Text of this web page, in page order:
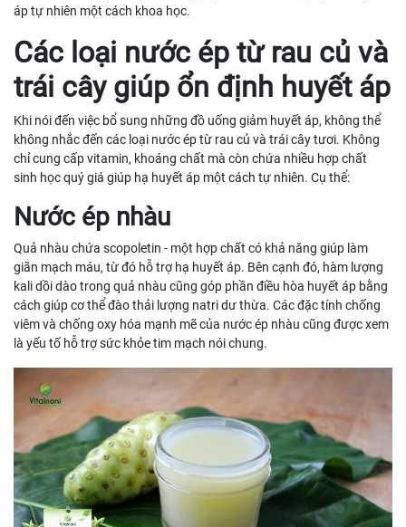
áp tự nhiên một cách khoa học.
Các loại nước ép từ rau củ và
trái cây giúp ổn định huyết áp
Khi nói đến việc bổ sung những đồ uống giảm huyết áp, không thể
không nhắc đến các loại nước ép từ rau củ và trái cây tươi. Không
chỉ cung cấp vitamin, khoáng chất mà còn chứa nhiều hợp chất
sinh học quý giá giúp hạ huyết áp một cách tự nhiên. Cụ thể:
Nước ép nhàu
Quả nhàu chứa scopoletin - một hợp chất có khả năng giúp làm
giãn mạch máu, từ đó hỗ trợ hạ huyết áp. Bên cạnh đó, hàm lượng
kali dồi dào trong quả nhàu cũng góp phần điều hòa huyết áp bằng
cách giúp cơ thể đào thải lượng natri dư thừa. Các đặc tính chống
viêm và chống oxy hóa mạnh mẽ của nước ép nhàu cũng được xem
là yếu tố hỗ trợ sức khỏe tim mạch nói chung.